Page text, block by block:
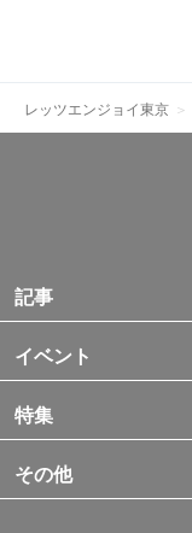
レッツエンジョイ東京
記事
イベント
特集
その他